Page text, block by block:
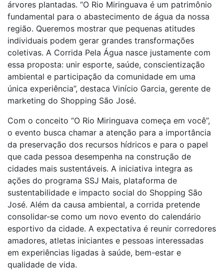
árvores plantadas. “O Rio Miringuava é um patrimônio
fundamental para o abastecimento de água da nossa
região. Queremos mostrar que pequenas atitudes
individuais podem gerar grandes transformações
coletivas. A Corrida Pela Água nasce justamente com
essa proposta: unir esporte, saúde, conscientização
ambiental e participação da comunidade em uma
única experiência”, destaca Vinício Garcia, gerente de
marketing do Shopping São José.
Com o conceito “O Rio Miringuava começa em você”,
o evento busca chamar a atenção para a importância
da preservação dos recursos hídricos e para o papel
que cada pessoa desempenha na construção de
cidades mais sustentáveis. A iniciativa integra as
ações do programa SSJ Mais, plataforma de
sustentabilidade e impacto social do Shopping São
José. Além da causa ambiental, a corrida pretende
consolidar-se como um novo evento do calendário
esportivo da cidade. A expectativa é reunir corredores
amadores, atletas iniciantes e pessoas interessadas
em experiências ligadas à saúde, bem-estar e
qualidade de vida.